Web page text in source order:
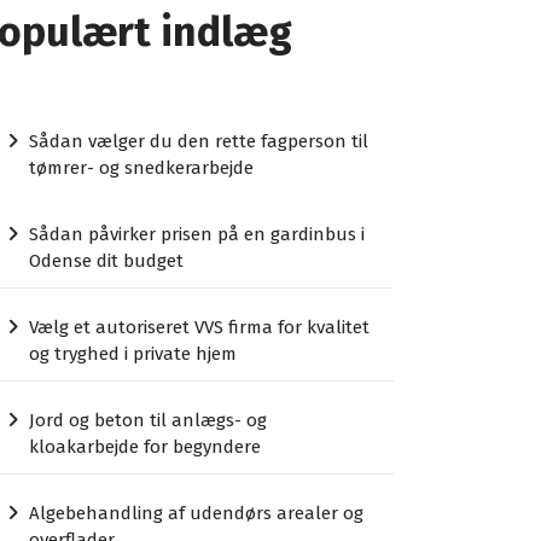
indlæg
Sådan vælger du den rette fagperson til
tømrer- og snedkerarbejde
Sådan påvirker prisen på en gardinbus i
Odense dit budget
Vælg et autoriseret VVS firma for kvalitet
og tryghed i private hjem
Jord og beton til anlægs- og
kloakarbejde for begyndere
Algebehandling af udendørs arealer og